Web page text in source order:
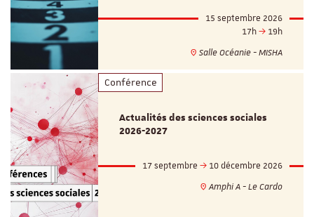
15 septembre 2026
17h
19h
Salle Océanie - MISHA
Conférence
Actualités des sciences sociales
2026-2027
17 septembre
10 décembre 2026
Amphi A - Le Cardo